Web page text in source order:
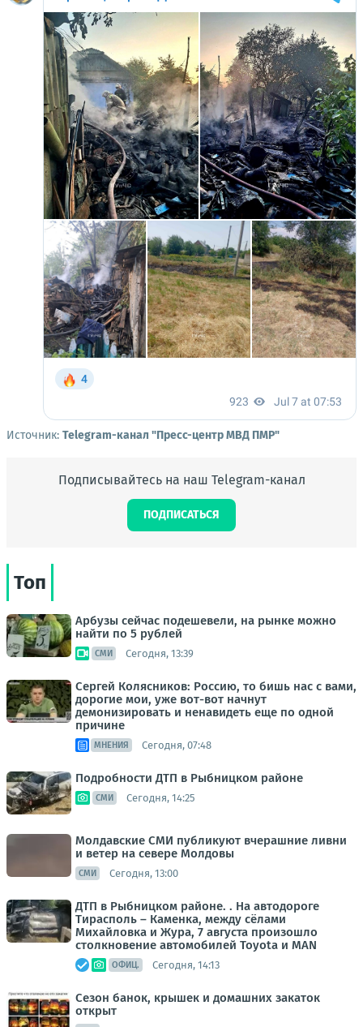
Источник: Telegram-канал "Пресс-центр МВД ПМР"
Подписывайтесь на наш Telegram-канал
ПОДПИСАТЬСЯ
Топ
Арбузы сейчас подешевели, на рынке можно
найти по 5 рублей
СМИ Сегодня, 13:39
Сергей Колясников: Россию, то бишь нас с вами,
дорогие мои, уже вот-вот начнут
демонизировать и ненавидеть еще по одной
причине
МНЕНИЯ Сегодня, 07:48
Подробности ДТП в Рыбницком районе
СМИ Сегодня, 14:25
Молдавские СМИ публикуют вчерашние ливни
и ветер на севере Молдовы
СМИ Сегодня, 13:00
ДТП в Рыбницком районе. . На автодороге
Тирасполь – Каменка, между сёлами
Михайловка и Жура, 7 августа произошло
столкновение автомобилей Toyota и MAN
ОФИЦ. Сегодня, 14:13
Сезон банок, крышек и домашних закаток
открыт